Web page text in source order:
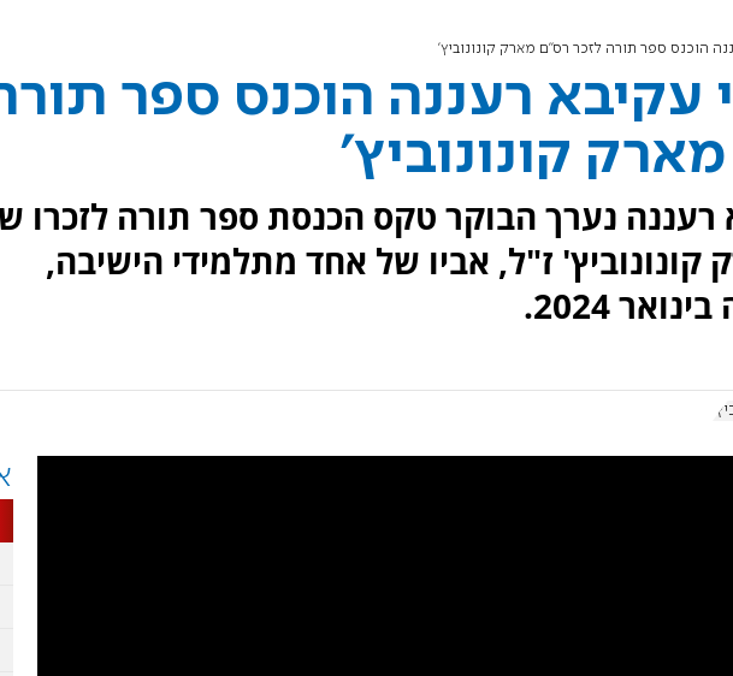
הוכנס ספר תורה לזכר רס"ם מארק קונונוביץ'
עקיבא רעננה הוכנס ספר
קונונוביץ'
רעננה נערך הבוקר טקס הכנסת ספר תורה לזכרו
ז"ל, אביו של אחד מתלמידי הישיבה,
2024.